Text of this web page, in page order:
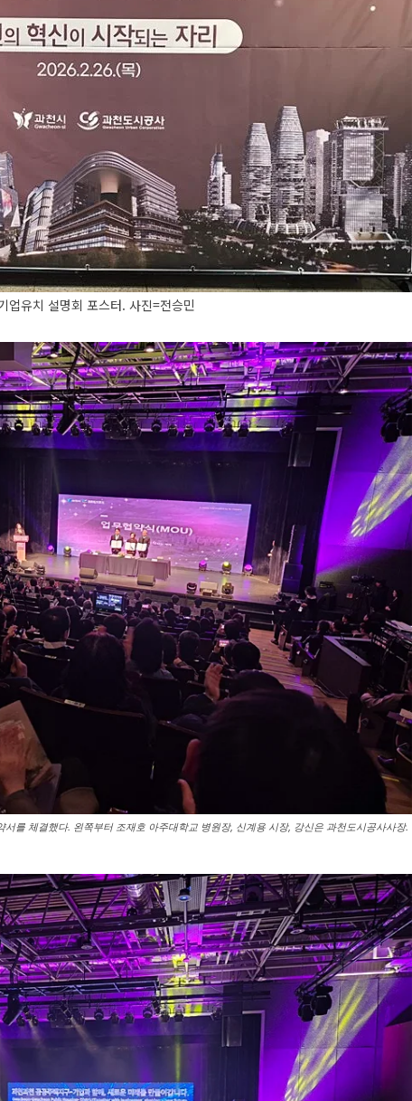
업유치 설명회 포스터. 사진=전승민
를 체결했다. 왼쪽부터 조재호 아주대학교 병원장, 신계용 시장, 강신은 과천도시공사사장.